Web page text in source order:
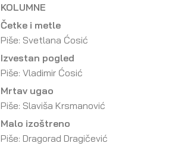
KOLUMNE
Četke i metle
Piše: Svetlana Ćosić
Izvestan pogled
Piše: Vladimir Ćosić
Mrtav ugao
Piše: Slaviša Krsmanović
Malo izoštreno
Piše: Dragorad Dragičević